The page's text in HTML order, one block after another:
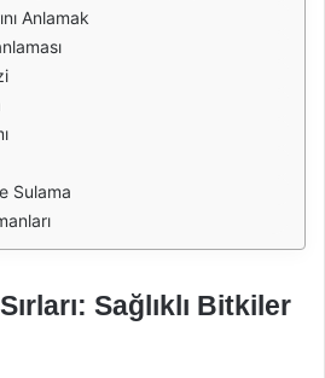
Anlamak
Sulama
Sağlıklı Bitkiler